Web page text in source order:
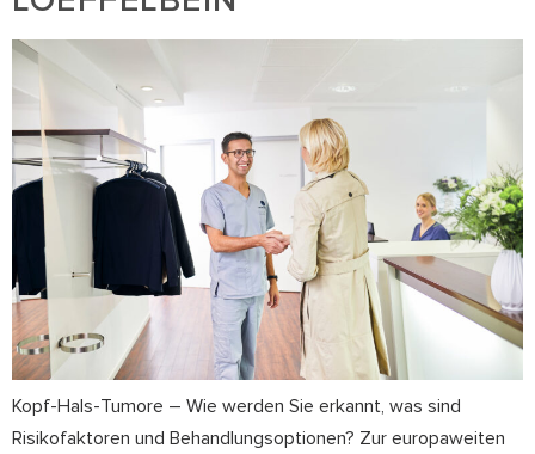
Kopf-Hals-Tumore – Wie werden Sie erkannt, was sind
Risikofaktoren und Behandlungsoptionen? Zur europaweiten